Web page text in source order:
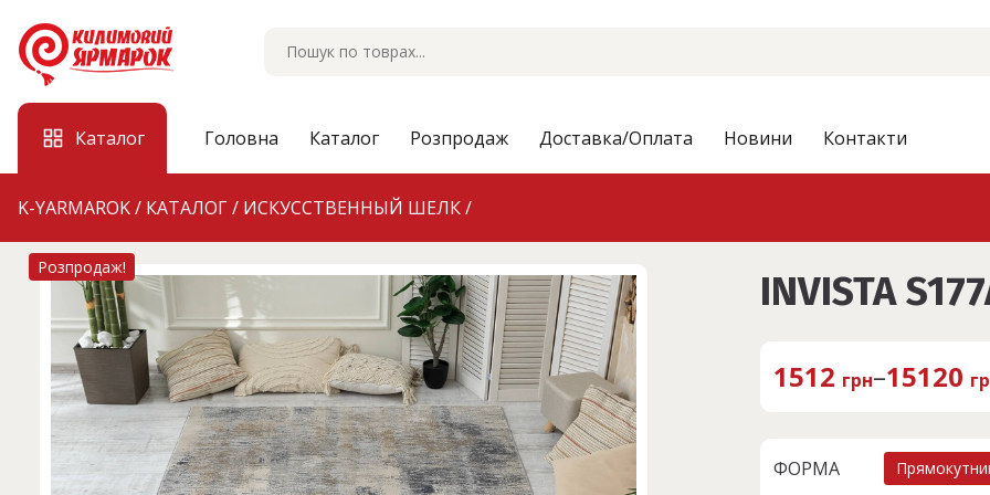
content
Каталог Головна Каталог Розпродаж Доставка/Оплата Новини Контакти
K-YARMAROK/ КАТАЛОГ/ ИСКУССТВЕННЫЙ ШЕЛК/
Розпродаж!
INVISTA
1512 грн–15120
ФОРМА